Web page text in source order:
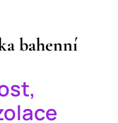
bahenní